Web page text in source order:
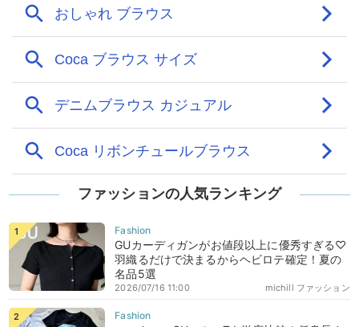
ファッションの人気ランキング
GUカーディガンがお値段以上に優秀すぎる♡
羽織るだけで決まるからヘビロテ確定！夏の
名品5選
michill ファッション
2026/07/16 11:00